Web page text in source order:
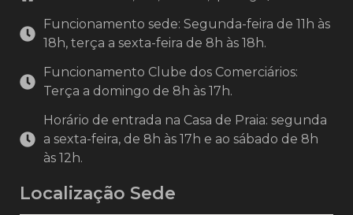
Funcionamento sede: Segunda-feira de 11h às
18h, terça a sexta-feira de 8h às 18h.
Funcionamento Clube dos Comerciários:
Terça a domingo de 8h às 17h.
Horário de entrada na Casa de Praia: segunda
a sexta-feira, de 8h às 17h e ao sábado de 8h
às 12h.
Localização Sede